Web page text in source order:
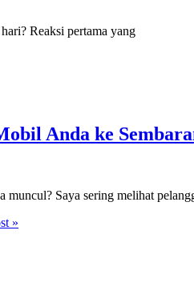
Reaksi pertama yang
Anda ke
muncul? Saya sering melihat
»